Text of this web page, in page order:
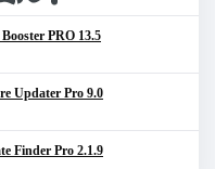
PRO 13.5
Updater Pro 9.0
Finder Pro 2.1.9